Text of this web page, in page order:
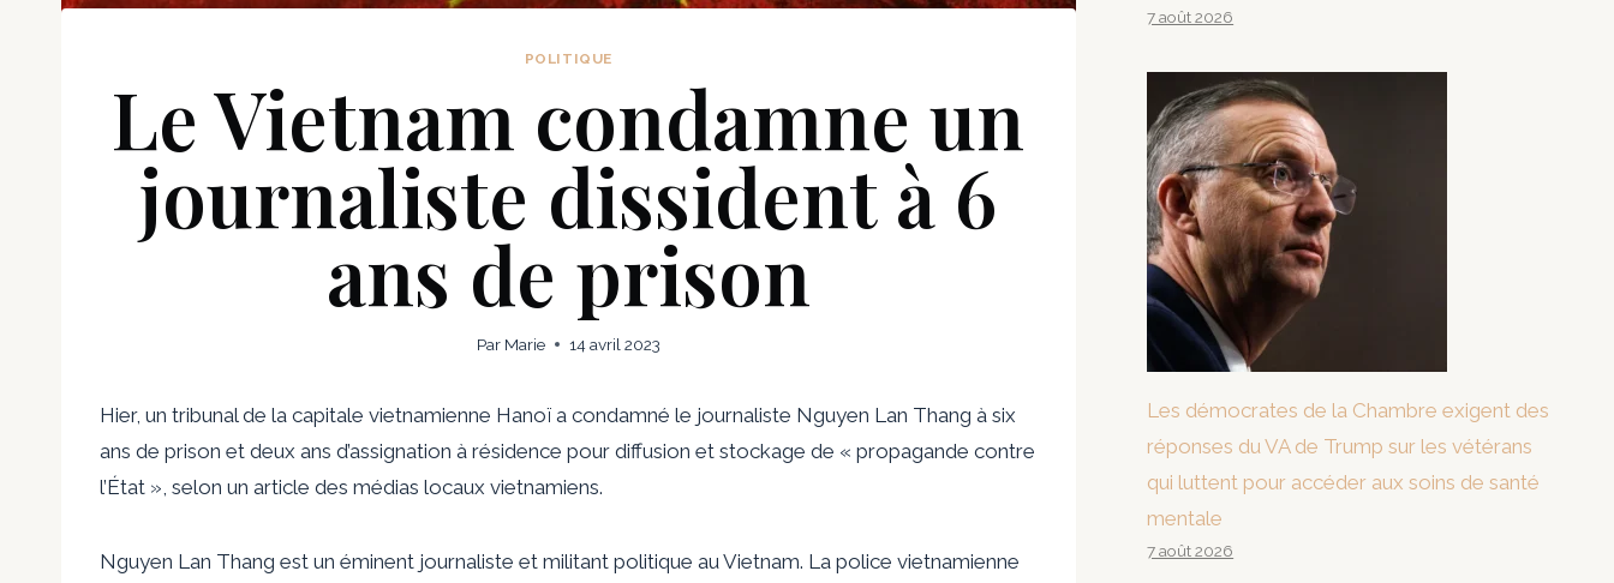
POLITIQUE
Le Vietnam condamne un
journaliste dissident à 6
ans de prison
Par Marie 14 avril 2023
Hier, un tribunal de la capitale vietnamienne Hanoï a condamné le journaliste Nguyen Lan Thang à six
ans de prison et deux ans d’assignation à résidence pour diffusion et stockage de « propagande contre
l’État », selon un article des médias locaux vietnamiens.
Nguyen Lan Thang est un éminent journaliste et militant politique au Vietnam. La police vietnamienne
7 août 2026
Les démocrates de la Chambre exigent des
réponses du VA de Trump sur les vétérans
qui luttent pour accéder aux soins de santé
mentale
7 août 2026